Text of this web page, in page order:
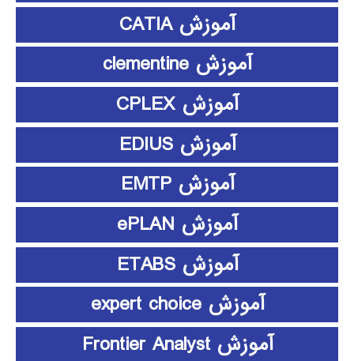
آموزش CATIA
آموزش clementine
آموزش CPLEX
آموزش EDIUS
آموزش EMTP
آموزش ePLAN
آموزش ETABS
آموزش expert choice
آموزش Frontier Analyst